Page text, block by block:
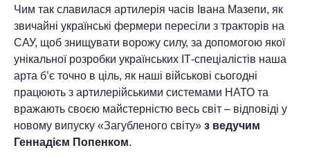
Чим так славилася артилерія часів Івана Мазепи, як
звичайні українські фермери пересіли з тракторів на
САУ, щоб знищувати ворожу силу, за допомогою якої
унікальної розробки українських ІТ-спеціалістів наша
арта б’є точно в ціль, як наші військові сьогодні
працюють з артилерійськими системами НАТО та
вражають своєю майстерністю весь світ – відповіді у
новому випуску «Загубленого світу» з ведучим
Геннадієм Попенком.